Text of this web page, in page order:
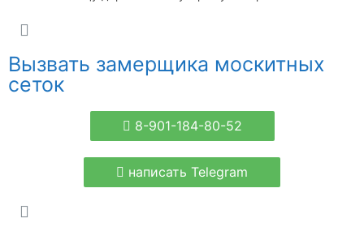
Вызвать замерщика москитных
сеток
8-901-184-80-52
написать Telegram